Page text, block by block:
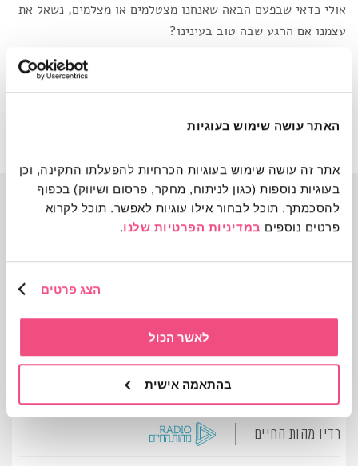
האתר עושה שימוש בעוגיות
פרטים נוספים במדיניות הפרטיות שלנו.
הצג פרטים
לאשר הכול
בהתאמה אישית
אולי כדאי שבפעם הבאה שאנחנו מצטלמים או מצלמים, נשאל את
עצמנו אם הרגע שבה טוב בעינינו?
שאולי מאוחר יותר בחיינו נצחק מהפרצוף המגוחך שעשינו ונזכור
עוד תוכן מבית מהות החיים
מגזין מהות החיים
תמונה מכל שנה
חלוף הזמן מקבל ביטוי בפרויקט
להמשך קריאה וצפייה
רדיו מהות החיים